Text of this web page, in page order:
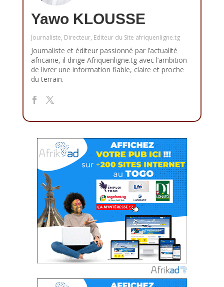
Yawo KLOUSSE
Journaliste, Directeur, Editeur du Site afriquenligne.tg
Journaliste et éditeur passionné par l’actualité
africaine, il dirige Afriquenligne.tg avec l’ambition
de livrer une information fiable, claire et proche
du terrain.